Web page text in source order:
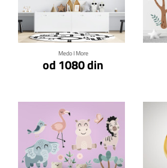
Medo I More
od 1080 din
Klikni za detalje